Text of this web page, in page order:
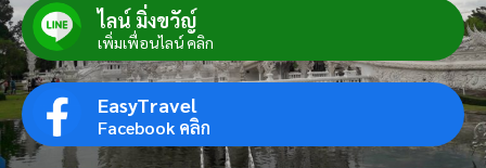
ไลน์ มิ่งขวัญ์
เพิ่มเพื่อนไลน์ คลิก
EasyTravel
Facebook คลิก